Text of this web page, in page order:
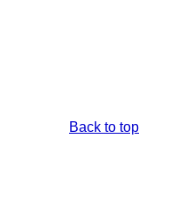
Back to top